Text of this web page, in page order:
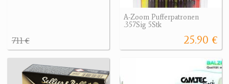
711 €
A-Zoom Pufferpatronen
.357Sig 5Stk
25.90 €